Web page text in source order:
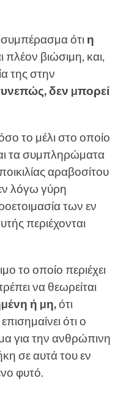
συµπέρασµα ότι η
πλέον βιώσιµη, και,
της στην
δεν µπορεί
το µέλι στο οποίο
τα συµπληρώµατα
αραβοσίτου
λόγω γύρη
των εν
περιέχονται
το οποίο περιέχει
να θεωρείται
ή µη, ότι
ότι ο
για την ανθρώπινη
σε αυτά του εν
φυτό.